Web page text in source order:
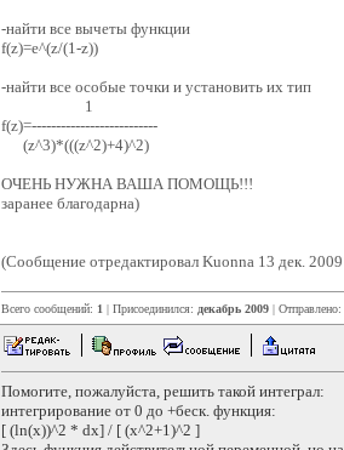
-найти все вычеты функции
f(z)=e^(z/(1-z))
-найти все особые точки и установить их тип
1
f(z)=--------------------------
(z^3)*(((z^2)+4)^2)
ОЧЕНЬ НУЖНА ВАША ПОМОЩЬ!!!
заранее благодарна)
(Сообщение отредактировал Kuonna 13 дек.
Всего сообщений: 1 | Присоединился: декабрь 2009 | Отправлено:
Помогите, пожалуйста, решить такой интеграл:
интегрирование от 0 до +беск. функция:
[ (ln(x))^2 * dx] / [ (x^2+1)^2 ]